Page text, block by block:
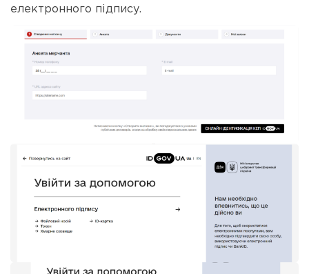
електронного підпису.